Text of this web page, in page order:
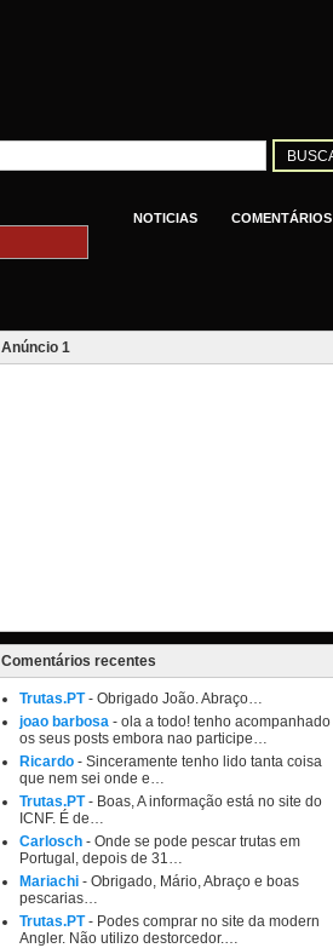
NOTICIAS
COMENTÁRIOS
Anúncio 1
Comentários recentes
Trutas.PT- Obrigado João. Abraço…
joao barbosa - ola a todo! tenho acompanhado
os seus posts embora nao participe…
Ricardo - Sinceramente tenho lido tanta coisa
que nem sei onde e…
Trutas.PT- Boas, A informação está no site do
ICNF. É de…
Carlosch - Onde se pode pescar trutas em
Portugal, depois de 31…
Mariachi - Obrigado, Mário, Abraço e boas
pescarias…
Trutas.PT- Podes comprar no site da modern
Angler. Não utilizo destorcedor.…